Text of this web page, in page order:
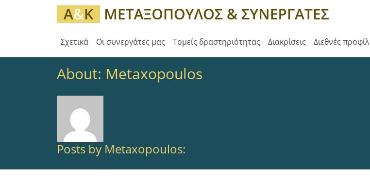
Σχετικά Οι συνεργάτες μας Τομείς δραστηριότητας Διακρίσεις Διεθνές προφίλ
About: Metaxopoulos
Posts by Metaxopoulos: